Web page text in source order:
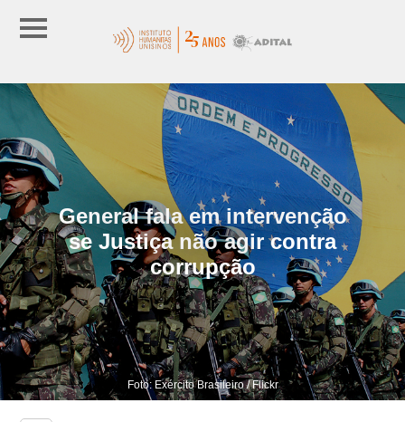
General fala em intervenção
se Justiça não agir contra
corrupção
Foto: Exército Brasileiro / Flickr